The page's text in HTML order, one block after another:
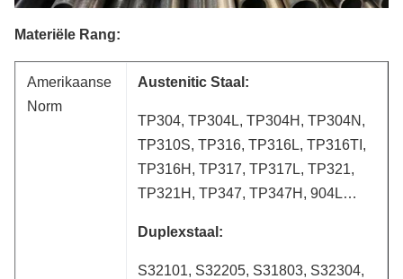
Materiële Rang:
Amerikaanse
Norm
Austenitic Staal:
TP304, TP304L, TP304H, TP304N,
TP310S, TP316, TP316L, TP316TI,
TP316H, TP317, TP317L, TP321,
TP321H, TP347, TP347H, 904L…
Duplexstaal:
S32101, S32205, S31803, S32304,